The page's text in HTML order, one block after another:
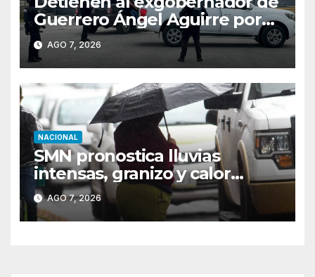
Guerrero Ángel Aguirre por
obstrucción en el caso
Ayotzinapa
AGO 7, 2026
NACIONAL
SMN pronostica lluvias
intensas, granizo y calor
extremo para este 7 de
agosto
AGO 7, 2026